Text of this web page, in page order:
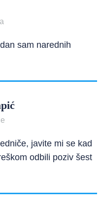
sam narednih
javite mi se kad
odbili poziv šest